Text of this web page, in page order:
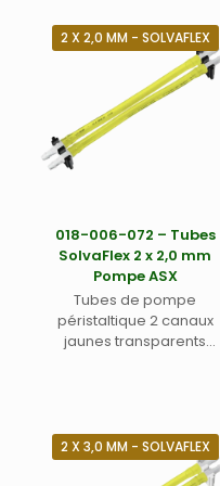
type médicaux,
biologiques,
pharmaceutiques,
alimentaires, boissons,
environnement, produits
consommation –
internes 2 mm + 3 mm –
860.
2 X 2,0 MM - SOLVAFLEX
018-006-072 – Tubes
SolvaFlex 2 x 2,0 mm
Pompe ASX
Tubes de pompe
péristaltique 2 canaux
jaunes transparents
lubrifiants, organiques,
pétroles – Diamètres
2 X 3,0 MM - SOLVAFLEX